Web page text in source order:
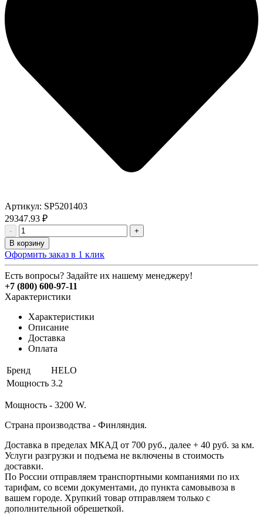
Артикул: SP5201403
29347.93 ₽
-
+
В корзину
Оформить заказ в 1 клик
Есть вопросы? Задайте их нашему менеджеру!
+7 (800) 600-97-11
Характеристики
Характеристики
Описание
Доставка
Оплата
Бренд
HELO
Мощность 3.2
Мощность - 3200 W.
Страна производства - Финляндия.
Доставка в пределах МКАД от 700 руб., далее + 40 руб. за км.
Услуги разгрузки и подъема не включены в стоимость
доставки.
По России отправляем транспортными компаниями по их
тарифам, со всеми документами, до пункта самовывоза в
вашем городе. Хрупкий товар отправляем только с
дополнительной обрешеткой.